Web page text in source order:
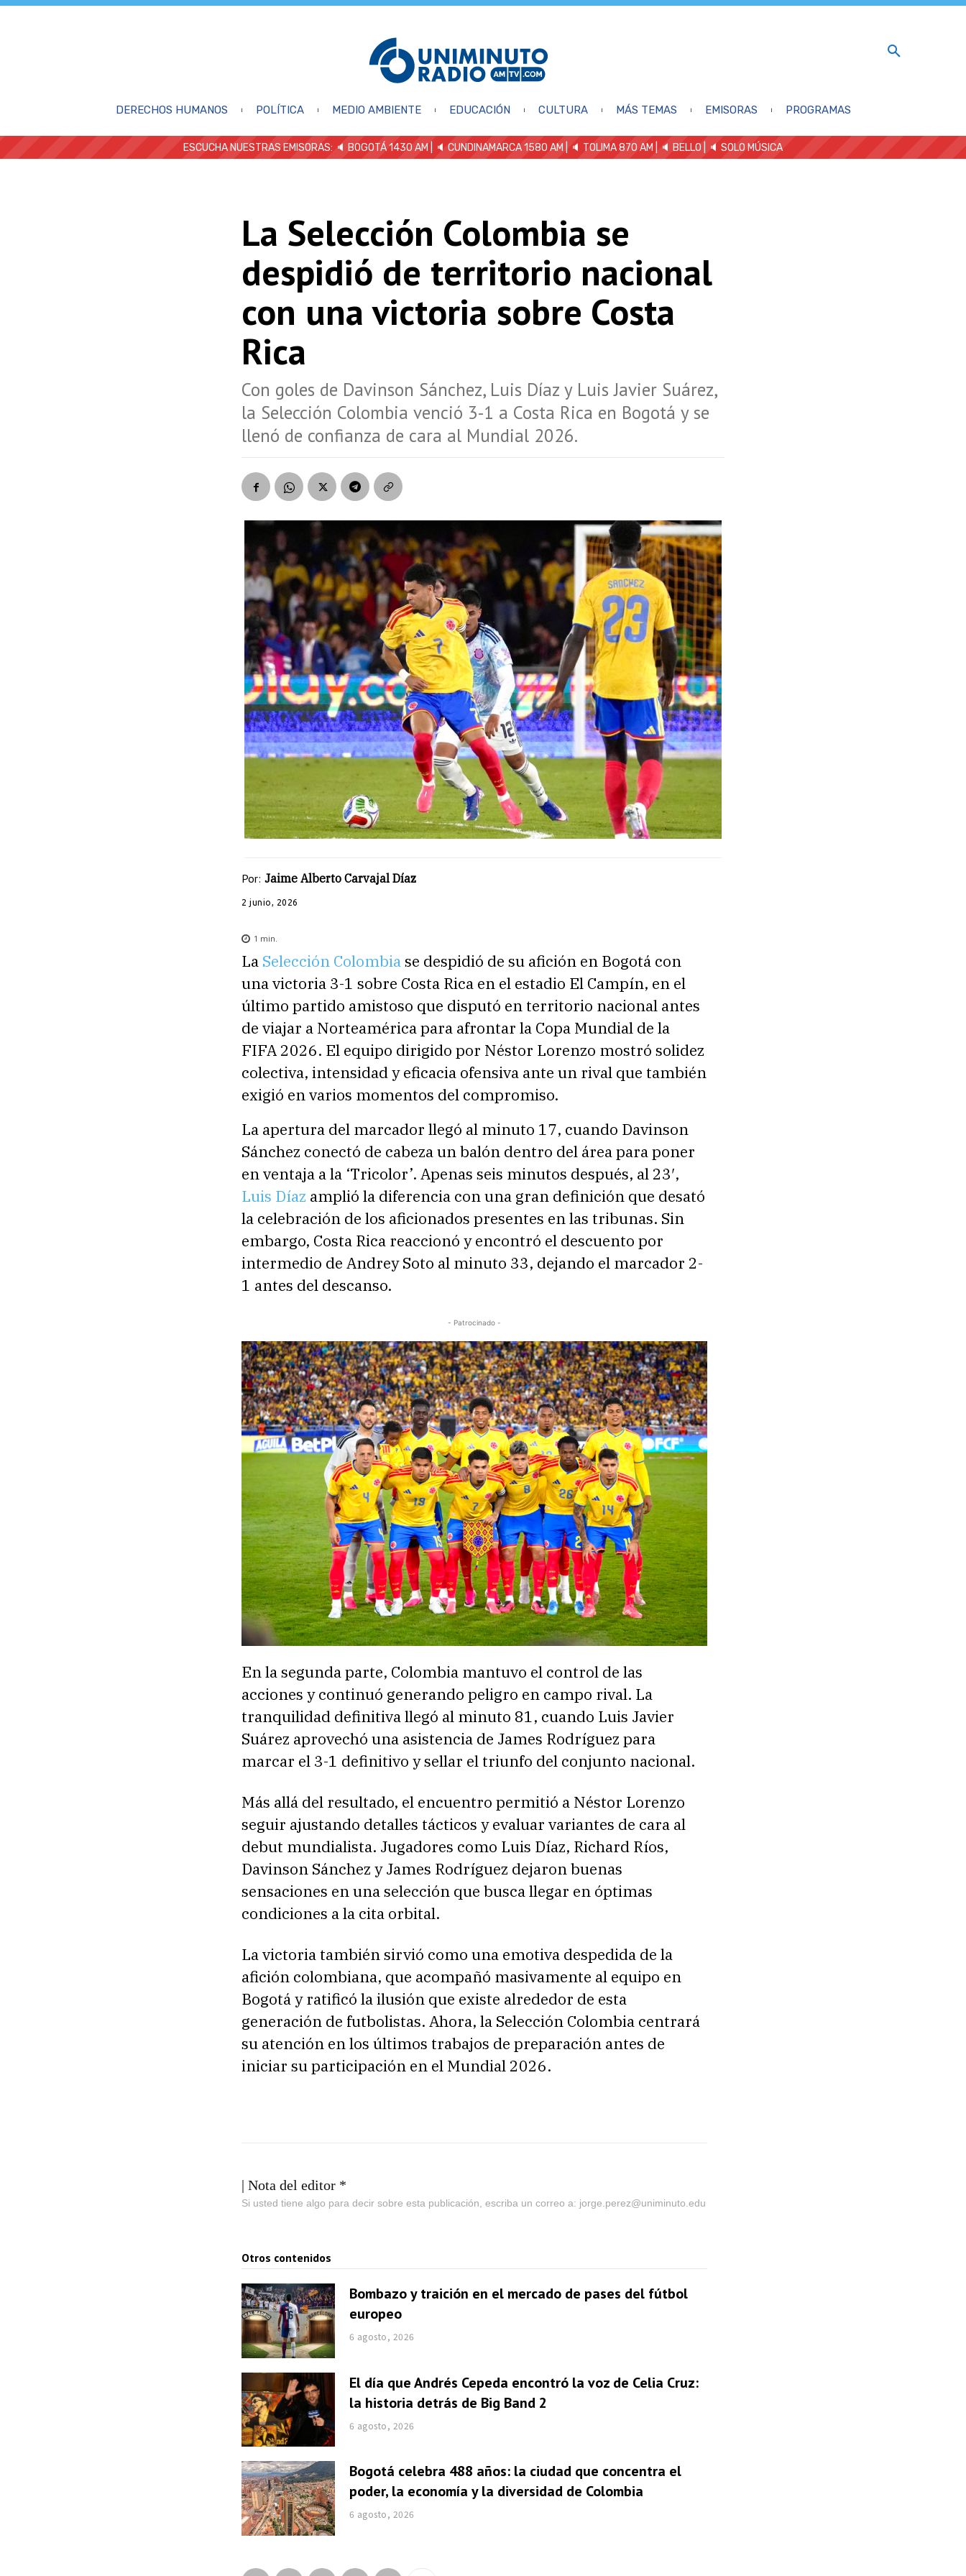
DERECHOS HUMANOS POLÍTICA MEDIO AMBIENTE EDUCACIÓN CULTURA MÁS TEMAS EMISORAS PROGRAMAS
ESCUCHA NUESTRAS EMISORAS: 🔈 BOGOTÁ 1430 AM | 🔈 CUNDINAMARCA 1580 AM | 🔈 TOLIMA 870 AM | 🔈 BELLO 🔈 SOLO MÚSICA
La Selección Colombia se
despidió de territorio nacional
con una victoria sobre Costa
Rica
Con goles de Davinson Sánchez, Luis Díaz y Luis Javier Suárez,
la Selección Colombia venció 3-1 a Costa Rica en Bogotá y se
llenó de confianza de cara al Mundial 2026.
Por: Jaime Alberto Carvajal Díaz
2 junio, 2026
1 min.
La Selección Colombia se despidió de su afición en Bogotá con
una victoria 3-1 sobre Costa Rica en el estadio El Campín, en el
último partido amistoso que disputó en territorio nacional antes
de viajar a Norteamérica para afrontar la Copa Mundial de la
FIFA 2026. El equipo dirigido por Néstor Lorenzo mostró solidez
colectiva, intensidad y eficacia ofensiva ante un rival que también
exigió en varios momentos del compromiso.
La apertura del marcador llegó al minuto 17, cuando Davinson
Sánchez conectó de cabeza un balón dentro del área para poner
en ventaja a la ‘Tricolor’. Apenas seis minutos después, al 23′,
Luis Díaz amplió la diferencia con una gran definición que desató
la celebración de los aficionados presentes en las tribunas. Sin
embargo, Costa Rica reaccionó y encontró el descuento por
intermedio de Andrey Soto al minuto 33, dejando el marcador 2-
1 antes del descanso.
- Patrocinado -
En la segunda parte, Colombia mantuvo el control de las
acciones y continuó generando peligro en campo rival. La
tranquilidad definitiva llegó al minuto 81, cuando Luis Javier
Suárez aprovechó una asistencia de James Rodríguez para
marcar el 3-1 definitivo y sellar el triunfo del conjunto nacional.
Más allá del resultado, el encuentro permitió a Néstor Lorenzo
seguir ajustando detalles tácticos y evaluar variantes de cara al
debut mundialista. Jugadores como Luis Díaz, Richard Ríos,
Davinson Sánchez y James Rodríguez dejaron buenas
sensaciones en una selección que busca llegar en óptimas
condiciones a la cita orbital.
La victoria también sirvió como una emotiva despedida de la
afición colombiana, que acompañó masivamente al equipo en
Bogotá y ratificó la ilusión que existe alrededor de esta
generación de futbolistas. Ahora, la Selección Colombia centrará
su atención en los últimos trabajos de preparación antes de
iniciar su participación en el Mundial 2026.
| Nota del editor *
Si usted tiene algo para decir sobre esta publicación, escriba un correo a: jorge.perez@uniminuto.edu
Otros contenidos
Bombazo y traición en el mercado de pases del fútbol
europeo
6 agosto, 2026
El día que Andrés Cepeda encontró la voz de Celia Cruz:
la historia detrás de Big Band 2
6 agosto, 2026
Bogotá celebra 488 años: la ciudad que concentra el
poder, la economía y la diversidad de Colombia
6 agosto, 2026